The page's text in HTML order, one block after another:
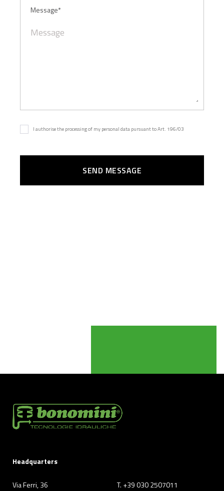
Message*
I authorise the processing of my personal data pursuant to Art. 196/03
Headquarters
Via Ferri, 36
T. +39 030 2507011